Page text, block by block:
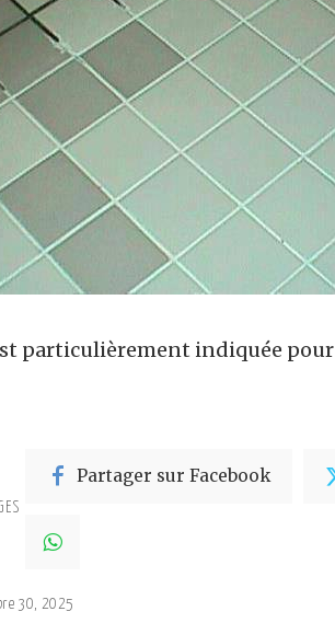
particulièrement indiquée pour
Partager sur Facebook
30, 2025